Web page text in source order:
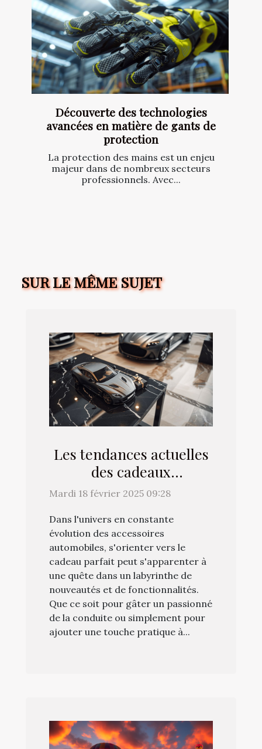
Découverte des technologies
avancées en matière de gants de
protection
La protection des mains est un enjeu
majeur dans de nombreux secteurs
professionnels. Avec...
SUR LE MÊME SUJET
Les tendances actuelles
des cadeaux
automobiles et
meilleur
Mardi 18 février 2025 09:28
Dans l'univers en constante
évolution des accessoires
automobiles, s'orienter vers le
cadeau parfait peut s'apparenter à
une quête dans un labyrinthe de
nouveautés et de fonctionnalités.
Que ce soit pour gâter un passionné
de la conduite ou simplement pour
ajouter une touche pratique à...